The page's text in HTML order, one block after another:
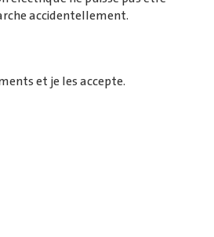
accidentellement.
et je les accepte.